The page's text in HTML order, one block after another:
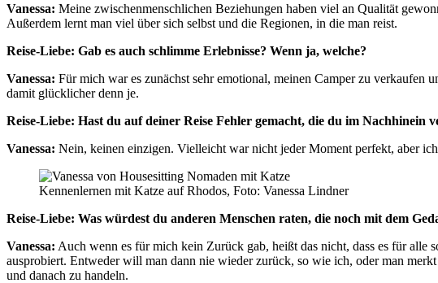
Vanessa: Meine zwischenmenschlichen Beziehungen haben viel an Qualität
Außerdem lernt man viel über sich selbst und die Regionen, in die man reist.
Reise-Liebe: Gab es auch schlimme Erlebnisse? Wenn ja, welche?
Vanessa: Für mich war es zunächst sehr emotional, meinen Camper zu
damit glücklicher denn je.
Reise-Liebe: Hast du auf deiner Reise Fehler gemacht, die du im Nachhinein
Vanessa: Nein, keinen einzigen. Vielleicht war nicht jeder Moment perfekt, aber
Kennenlernen mit Katze auf Rhodos, Foto: Vanessa Lindner
Reise-Liebe: Was würdest du anderen Menschen raten, die noch mit dem
Vanessa: Auch wenn es für mich kein Zurück gab, heißt das nicht, dass es für alle
ausprobiert. Entweder will man dann nie wieder zurück, so wie ich, oder man
und danach zu handeln.